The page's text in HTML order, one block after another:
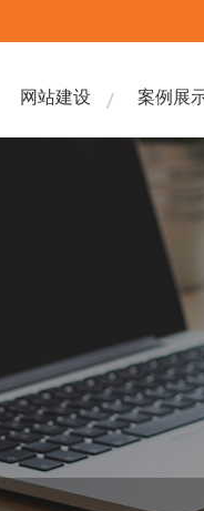
网站建设 案例展